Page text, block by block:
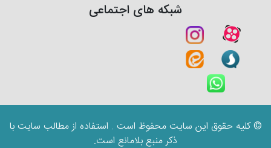
شبکه های اجتماعی
© کلیه حقوق این سایت محفوظ است . استفاده از مطالب سایت با
ذکر منبع بلامانع است.